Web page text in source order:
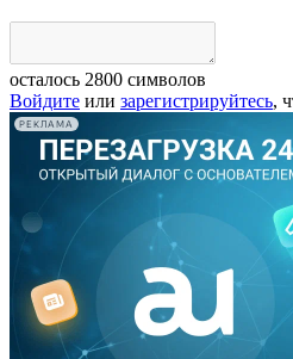
осталось 2800 символов
Войдите или зарегистрируйтесь,
РЕКЛАМА